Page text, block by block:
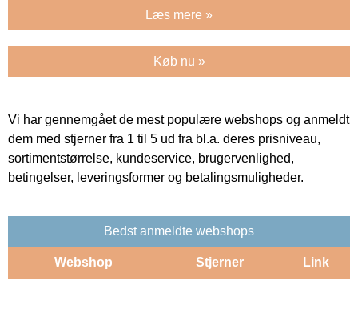
Læs mere »
Køb nu »
Vi har gennemgået de mest populære webshops og anmeldt
dem med stjerner fra 1 til 5 ud fra bl.a. deres prisniveau,
sortimentstørrelse, kundeservice, brugervenlighed,
betingelser, leveringsformer og betalingsmuligheder.
Bedst anmeldte webshops
Webshop Stjerner Link